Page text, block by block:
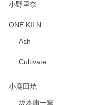
小野里奈
ONE KILN
Ash
Cultivate
小鹿田焼
坂本庸一窯